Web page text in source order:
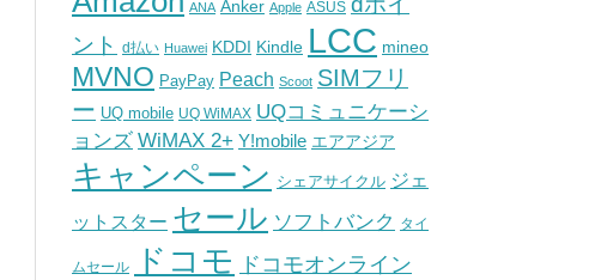
ANA Anker Apple ASUS
ント
d払い Huawei KDDI Kindle LCC mineo
MVNO PayPay Peach Scoot SIMフリ
ー UQ mobile UQ WiMAX UQコミュニケーシ
ョンズ WiMAX 2+ Y!mobile エアアジア
キャンペーン シェアサイクル ジェ
ットスター セール ソフトバンク タイ
ムセール ドコモ
ドコモオンライン